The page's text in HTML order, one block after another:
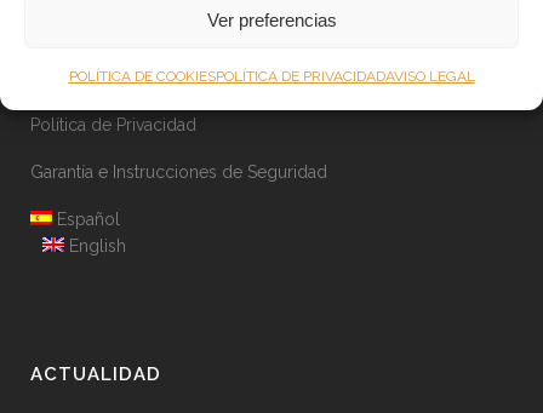
Ver preferencias
POLÍTICA DE COOKIESPOLÍTICA DE PRIVACIDADAVISO LEGAL
Aviso Legal
Política de Privacidad
Garantía e Instrucciones de Seguridad
Español
English
ACTUALIDAD